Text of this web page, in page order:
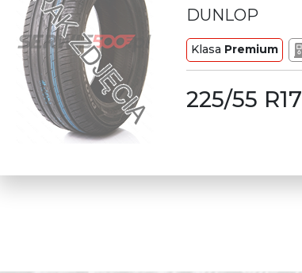
DUNLOP
Klasa Premium
225/55 R17